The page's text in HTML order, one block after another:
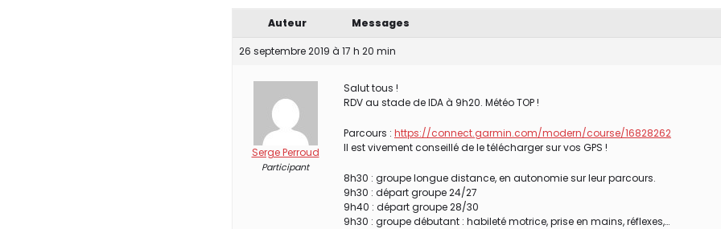
Auteur Messages
26 septembre 2019 à 17 h 20 min
Serge Perroud
Participant
Salut tous !
RDV au stade de IDA à 9h20. Météo TOP !
Parcours : https://connect.garmin.com/modern/course/16828262
Il est vivement conseillé de le télécharger sur vos GPS !
8h30 : groupe longue distance, en autonomie sur leur parcours.
9h30 : départ groupe 24/27
9h40 : départ groupe 28/30
9h30 : groupe débutant : habileté motrice, prise en mains, réflexes,…